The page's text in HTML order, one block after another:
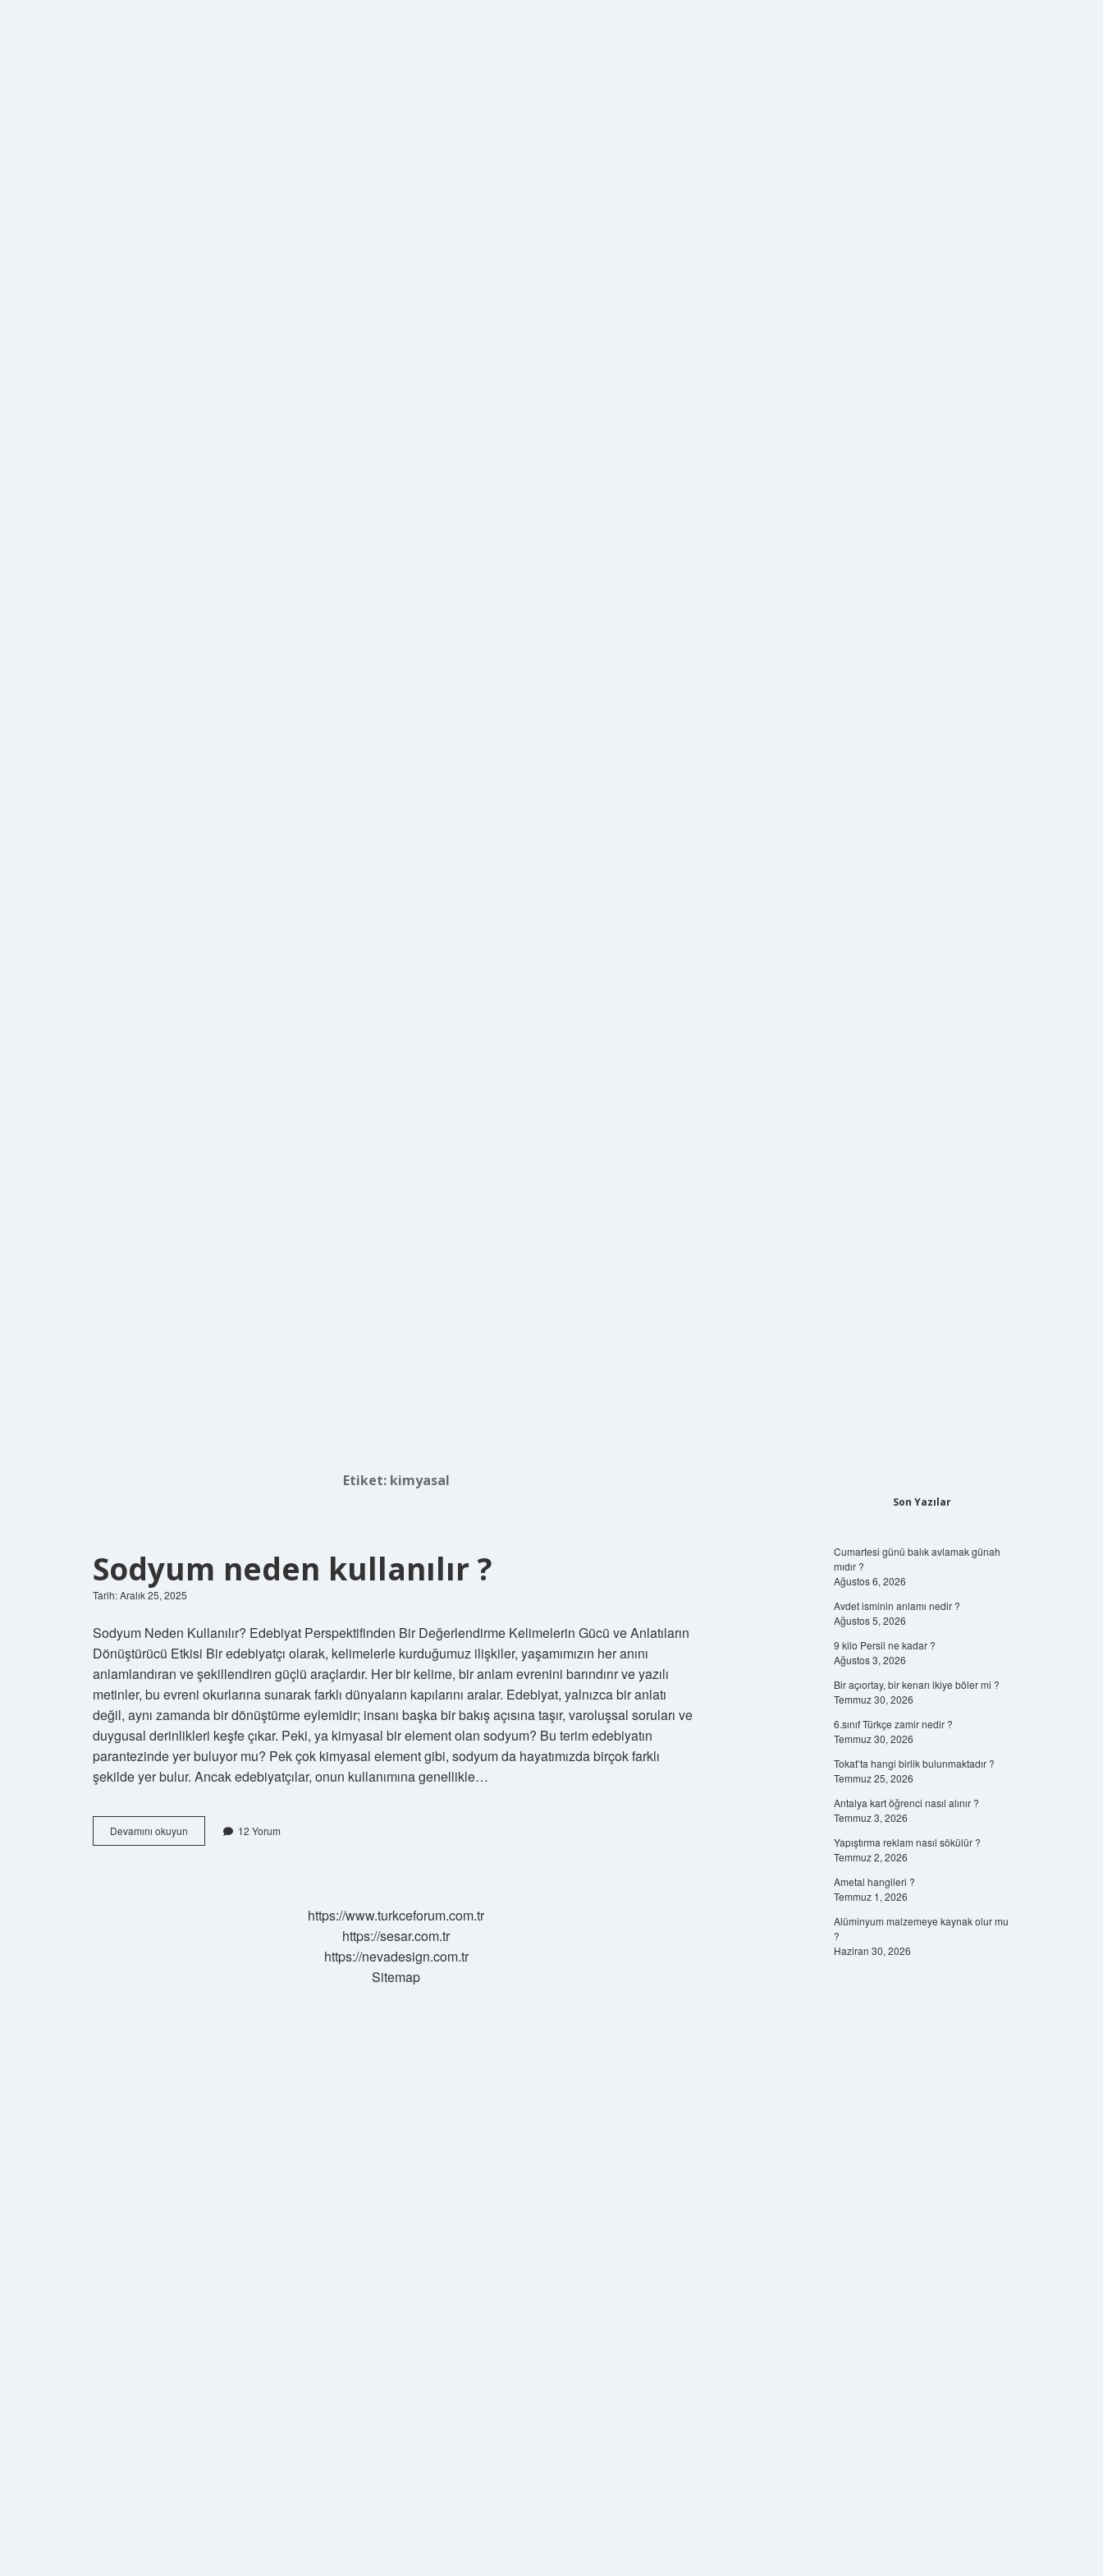
Etiket: kimyasal
Sodyum neden kullanılır ?
Tarih: Aralık 25, 2025
Sodyum Neden Kullanılır? Edebiyat Perspektifinden Bir Değerlendirme Kelimelerin Gücü ve Anlatıların
Dönüştürücü Etkisi Bir edebiyatçı olarak, kelimelerle kurduğumuz ilişkiler, yaşamımızın her anını
anlamlandıran ve şekillendiren güçlü araçlardır. Her bir kelime, bir anlam evrenini barındırır ve yazılı
metinler, bu evreni okurlarına sunarak farklı dünyaların kapılarını aralar. Edebiyat, yalnızca bir anlatı
değil, aynı zamanda bir dönüştürme eylemidir; insanı başka bir bakış açısına taşır, varoluşsal soruları ve
duygusal derinlikleri keşfe çıkar. Peki, ya kimyasal bir element olan sodyum? Bu terim edebiyatın
parantezinde yer buluyor mu? Pek çok kimyasal element gibi, sodyum da hayatımızda birçok farklı
şekilde yer bulur. Ancak edebiyatçılar, onun kullanımına genellikle…
Devamını okuyun Sodyum
neden
12 Yorum
https://www.turkceforum.com.tr
https://sesar.com.tr
https://nevadesign.com.tr
Sitemap
Son Yazılar
Cumartesi günü balık avlamak günah
mıdır ?
Ağustos 6, 2026
Avdet isminin anlamı nedir ?
Ağustos 5, 2026
9 kilo Persil ne kadar ?
Ağustos 3, 2026
Bir açıortay, bir kenarı ikiye böler mi ?
Temmuz 30, 2026
6.sınıf Türkçe zamir nedir ?
Temmuz 30, 2026
Tokat’ta hangi birlik bulunmaktadır ?
Temmuz 25, 2026
Antalya kart öğrenci nasıl alınır ?
Temmuz 3, 2026
Yapıştırma reklam nasıl sökülür ?
Temmuz 2, 2026
Ametal hangileri ?
Temmuz 1, 2026
Alüminyum malzemeye kaynak olur mu
?
Haziran 30, 2026